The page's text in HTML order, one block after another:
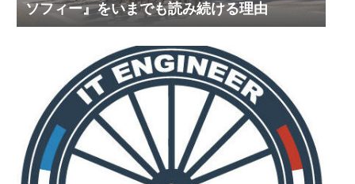
ソフィー』をいまでも読み続ける理由